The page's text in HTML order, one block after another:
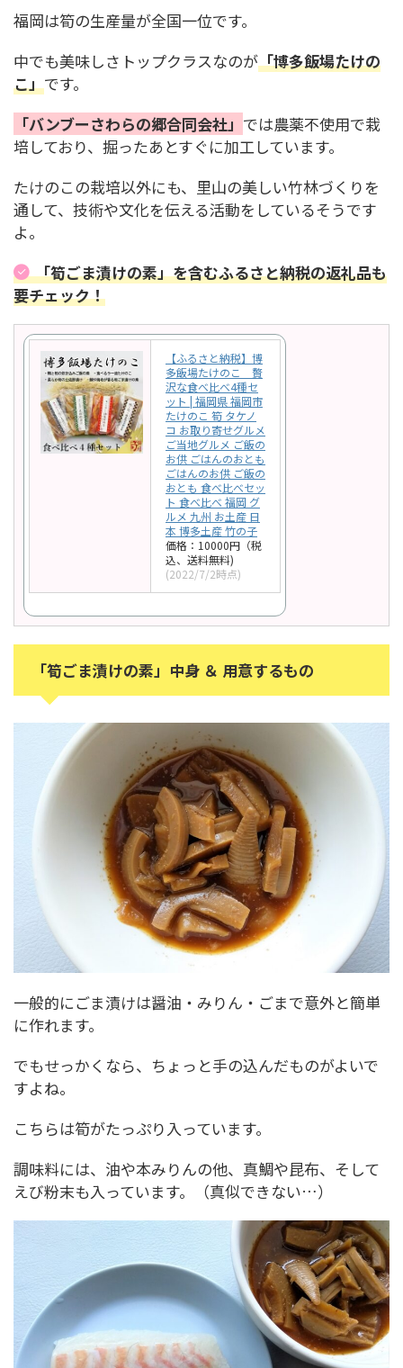
福岡は筍の生産量が全国一位です。
中でも美味しさトップクラスなのが「博多飯場たけの
こ」です。
「バンブーさわらの郷合同会社」 では農薬不使用で栽
培しており、掘ったあとすぐに加工しています。
たけのこの栽培以外にも、里山の美しい竹林づくりを
通して、技術や文化を伝える活動をしているそうです
よ。
「筍ごま漬けの素」を含むふるさと納税の返礼品も
要チェック！
【ふるさと納税】博
多飯場たけのこ 贅
沢な食べ比べ4種セ
ット | 福岡県 福岡市
たけのこ 筍 タケノ
コ お取り寄せグルメ
ご当地グルメ ご飯の
お供 ごはんのおとも
ごはんのお供 ご飯の
おとも 食べ比べセッ
ト 食べ比べ 福岡 グ
ルメ 九州 お土産 日
本 博多土産 竹の子
価格：10000円（税
込、送料無料)
(2022/7/2時点)
「筍ごま漬けの素」中身 ＆ 用意するもの
一般的にごま漬けは醤油・みりん・ごまで意外と簡単
に作れます。
でもせっかくなら、ちょっと手の込んだものがよいで
すよね。
こちらは筍がたっぷり入っています。
調味料には、油や本みりんの他、真鯛や昆布、そして
えび粉末も入っています。（真似できない…）